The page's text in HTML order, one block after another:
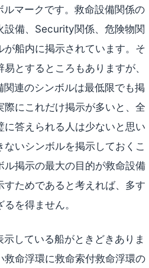
マークです。救命設備関係の
設備、Security関係、危険物関
船内に掲示されています。そ
とするところもありますが、
連のシンボルは最低限でも掲
にこれだけ掲示が多いと、全
答えられる人は少ないと思い
いシンボルを掲示しておくこ
ル掲示の最大の目的が救命設備
ためであると考えれば、多す
を得ません。
している船がときどきありま
命浮環に救命索付救命浮環の